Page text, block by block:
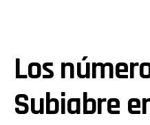
Los
Subiabre